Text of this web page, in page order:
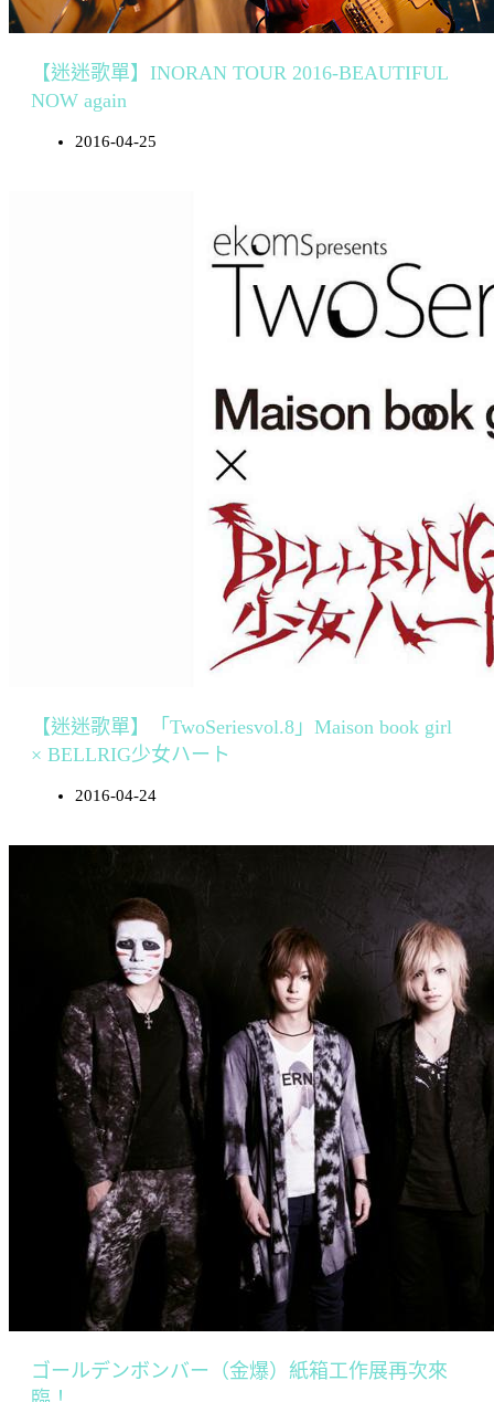
【迷迷歌單】INORAN TOUR 2016-BEAUTIFUL
NOW again
2016-04-25
【迷迷歌單】「TwoSeriesvol.8」Maison book girl
× BELLRIG少女ハート
2016-04-24
ゴールデンボンバー（金爆）紙箱工作展再次來